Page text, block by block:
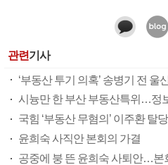
관련기사
‘부동산 투기 의혹’ 송병기 전 울
시늉만 한 부산 부동산특위…정
국힘 ‘부동산 무혐의’ 이주환 탈
윤희숙 사직안 본회의 가결
공중에 붕 뜬 윤희숙 사퇴안…본